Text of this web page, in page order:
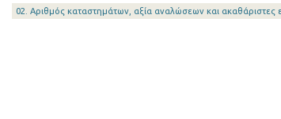
02. Αριθμός καταστημάτων, αξία αναλώσεων και ακαθάριστες